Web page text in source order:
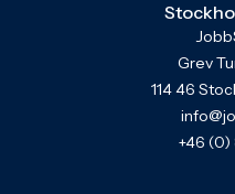
Grev
114 46
+46 (0)